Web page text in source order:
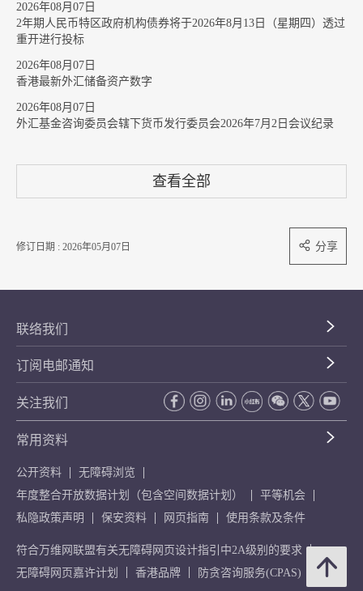
2026年08月07日
2年期人民币特区政府机构债券将于2026年8月13日（星期四）透过
重开进行投标
2026年08月07日
香港最新外汇储备资产数字
2026年08月07日
外汇基金咨询委员会辖下货币发行委员会2026年7月2日会议纪录
查看全部
修订日期 : 2026年05月07日 分享
联络我们
订阅电邮通知
关注我们
常用资料
公开资料
无障碍浏览
年度整合开放数据计划（包含空间数据计划）
平等机会
私隐政策声明
保安资料 网页指南 使用条款及条件
符合万维网联盟有关无障碍网页设计指引中2A级别的要求
无障碍网页嘉许计划
香港品牌 防贪咨询服务(CPAS)